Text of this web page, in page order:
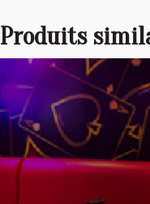
Produits